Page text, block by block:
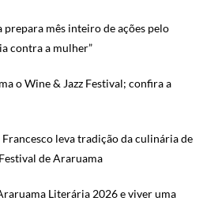
prepara mês inteiro de ações pelo
contra a mulher”
o Wine & Jazz Festival; confira a
leva tradição da culinária de
de Araruama
Literária 2026 e viver uma